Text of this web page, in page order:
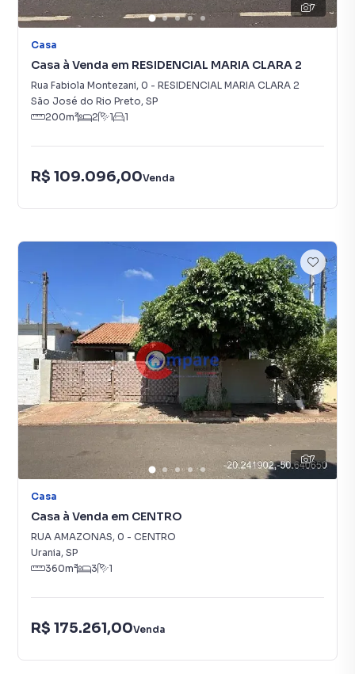
7
Casa
Casa à Venda em RESIDENCIAL MARIA CLARA 2
Rua Fabiola Montezani, 0 - RESIDENCIAL MARIA CLARA 2
São José do Rio Preto, SP
200m² 2 1 1
R$ 109.096,00Venda
7
Casa
Casa à Venda em CENTRO
RUA AMAZONAS, 0 - CENTRO
Urania, SP
360m² 3 1
R$ 175.261,00Venda